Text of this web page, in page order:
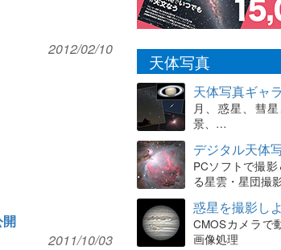
2012/02/10
開
2011/10/03
天体写真
天体写真ギャ
月、惑星、彗
景、…
デジタル天体
PCソフトで撮
る星雲・星団撮
惑星を撮影し
CMOSカメラで
画像処理